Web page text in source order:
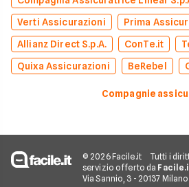
Verti Assicurazioni
Prima
Allianz Direct S.p.A.
ConTe.it
Quixa Assicurazioni
BeRebel
Compagnie
© 2026 Facile.it Tutti i
servizio offerto da
Via Sannio, 3 - 20137